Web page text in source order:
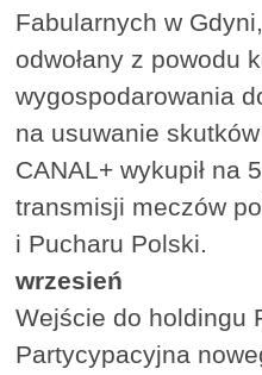
Fabularnych w
odwołany z powodu
wygospodarowania
na usuwanie
CANAL+ wykupił na
transmisji meczów
i Pucharu Polski.
wrzesień
Wejście do holdingu
Partycypacyjna